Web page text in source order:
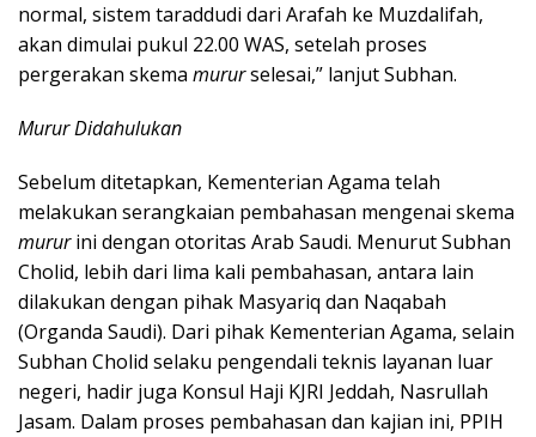
normal, sistem taraddudi dari Arafah ke Muzdalifah,
akan dimulai pukul 22.00 WAS, setelah proses
pergerakan skema mururselesai,” lanjut Subhan.
Murur Didahulukan
Sebelum ditetapkan, Kementerian Agama telah
melakukan serangkaian pembahasan mengenai skema
mururini dengan otoritas Arab Saudi. Menurut Subhan
Cholid, lebih dari lima kali pembahasan, antara lain
dilakukan dengan pihak Masyariq dan Naqabah
(Organda Saudi). Dari pihak Kementerian Agama, selain
Subhan Cholid selaku pengendali teknis layanan luar
negeri, hadir juga Konsul Haji KJRI Jeddah, Nasrullah
Jasam. Dalam proses pembahasan dan kajian ini, PPIH